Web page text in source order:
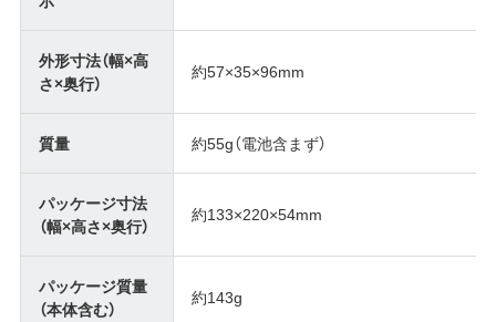
外形寸法（幅×高
さ×奥行）
約57×35×96mm
質量 約55g（電池含まず）
パッケージ寸法
（幅×高さ×奥行）
約133×220×54mm
パッケージ質量
（本体含む）
約143g